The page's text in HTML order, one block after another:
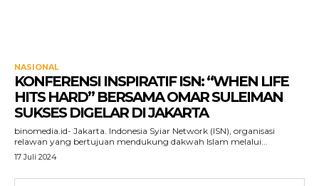
NASIONAL
KONFERENSI INSPIRATIF ISN: “WHEN LIFE
HITS HARD” BERSAMA OMAR SULEIMAN
SUKSES DIGELAR DI JAKARTA
binomedia.id- Jakarta. Indonesia Syiar Network (ISN), organisasi
relawan yang bertujuan mendukung dakwah Islam melalui...
17 Juli 2024